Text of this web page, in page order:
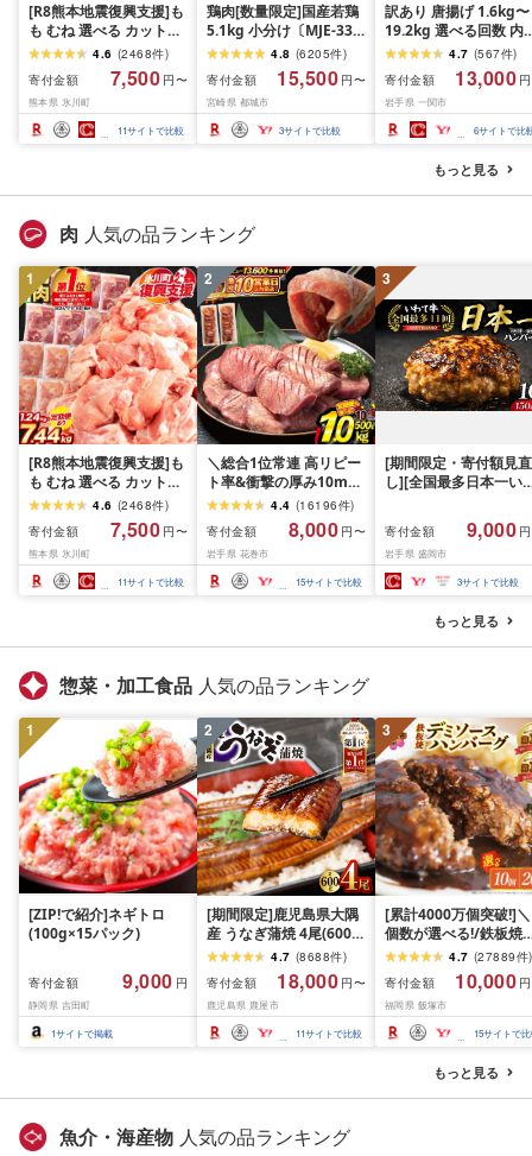
[R8熊本地震復興支援]も
も むね 選べる カット済
鶏 小分け 1万円以下 ふ
るさと納税 鶏肉 うまか
チキン [出荷時期をお選
びください]熊本県産 肉
定期便 とり とり肉 とり
むね 鳥もも肉 小分けバ
4.6 (2468件)
寄付金額
7,500 円〜
熊本県 氷川町
11サイトで比較
鶏肉[数量限定]国産若鶏
5.1kg 小分け〔MJE-33-
007-N5100g〕鶏肉
4.8 (6205件)
寄付金額
15,500 円〜
宮崎県 都城市
3サイトで比較
訳あり 唐揚げ 1.6kg〜
19.2kg 選べる回数 内
量 室根からあげ から
げ からあげ 冷凍 惣菜
弁当 おかず 鶏肉 鶏も
奥州いわいどり レンジ
簡単 時短 家ごはん 夏
み 昼食 業務用 国産鶏
気 定期便 ふるさと納
送料無料 オヤマ 岩手
一関市
4.7 (567件)
寄付金額
13,000
岩手県 一関市
6サイトで比
もっと見る
肉 人気の品ランキング
1
[R8熊本地震復興支援]も
も むね 選べる カット済
鶏 小分け 1万円以下 ふ
るさと納税 鶏肉 うまか
チキン [出荷時期をお選
びください]熊本県産 肉
定期便 とり とり肉 とり
むね 鳥もも肉 小分けバ
4.6 (2468件)
寄付金額
7,500 円〜
熊本県 氷川町
11サイトで比較
2
＼総合1位常連 高リピー
ト率&衝撃の厚み10mm
厚切り牛タン 塩味/ ≪ス
ピード発送!!10営業日以
内発送≫ 選べる内容量
500g / 1kg 定期便 毎月
届く 牛肉 肉 BBQ ふるさ
と 人気 ランキング 岩手
4.4 (16196件)
寄付金額
8,000 円〜
岩手県 花巻市
15サイトで比較
3
[期間限定・寄付額見直
し][全国最多日本一い
1.5kg(150g×10個) い
て牛 × 岩中豚 ハンバー
グ 合挽き 合い挽き 黒
和牛 人気 冷凍 個包装
分け 冷凍 牛肉 豚肉 和
ビーフ ポーク はんば
ぐ 挽肉 お肉 ミンチ 肉
お弁当 hannba-gu ラ
寄付金額 9,000
岩手県 盛岡市
3サイトで比較
もっと見る
惣菜・加工食品 人気の品ランキング
1
[ZIP!で紹介]ネギトロ
(100g×15パック)
寄付金額 9,000 円
静岡県 吉田町
1サイトで掲載
2
[期間限定]鹿児島県大隅
産 うなぎ蒲焼 4尾(600g)
KN007-004-04-cp18 う
なぎ 鰻 魚 惣菜 総菜
4.7 (8688件)
寄付金額
18,000 円〜
鹿児島県 鹿屋市
11サイトで比較
3
[累計4000万個突破!]＼
個数が選べる!/鉄板焼
ンバーグ デミソース
個〜20個 温めるだけ
岡 飯塚 冷凍 小分け 大
量 ハンバーグ 肉 牛 簡
調理 特製 湯煎 人気 お
4.7 (27889件)
寄付金額
10,000
福岡県 飯塚市
15サイトで
もっと見る
魚介・海産物 人気の品ランキング